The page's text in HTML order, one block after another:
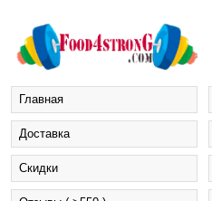
Главная
Доставка
Cкидки